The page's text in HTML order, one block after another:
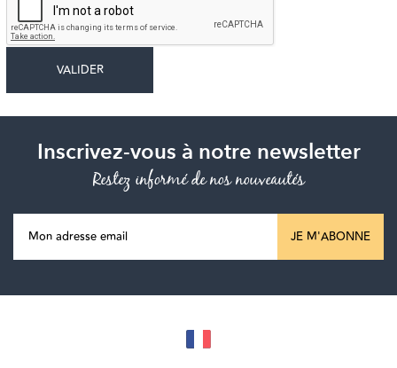
Inscrivez-vous à notre newsletter
Restez informé de nos nouveautés
JE M'ABONNE